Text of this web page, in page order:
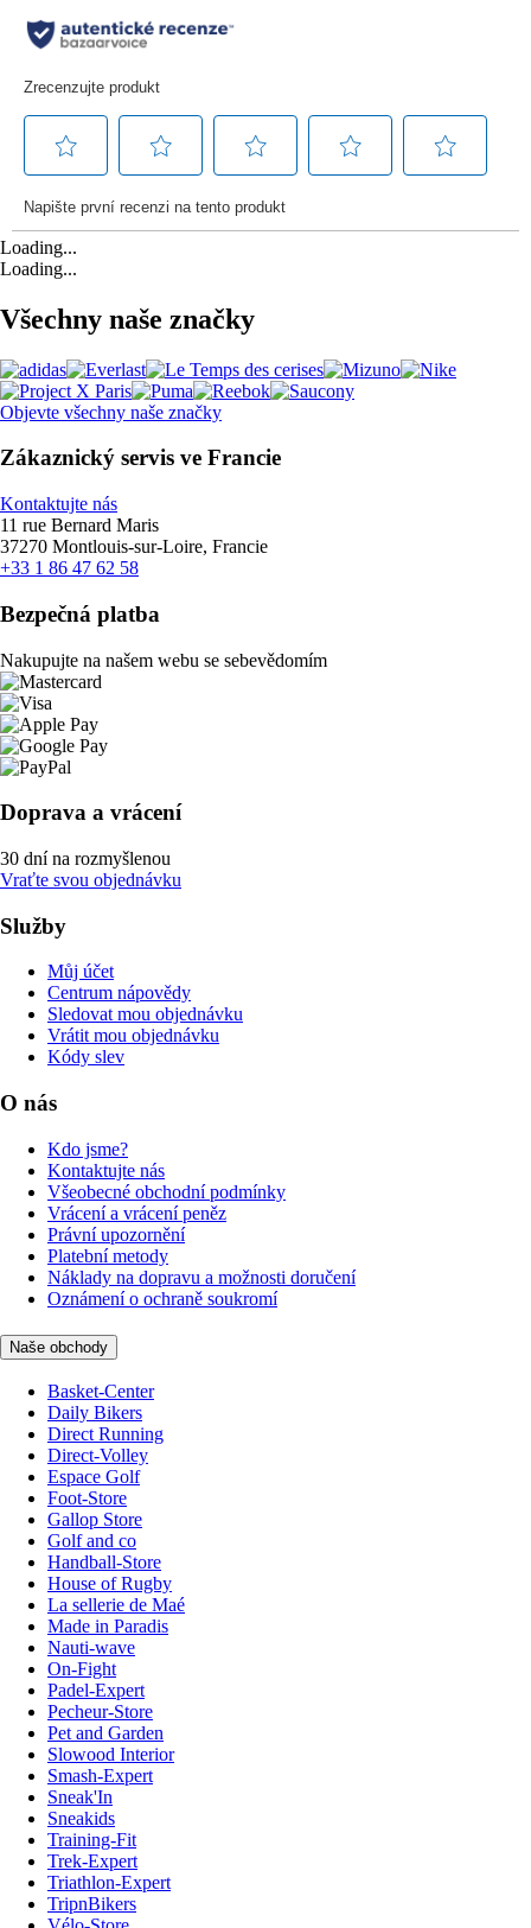
Loading...
Loading...
Všechny naše značky
Objevte všechny naše značky
Zákaznický servis ve Francie
Kontaktujte nás
11 rue Bernard Maris
37270 Montlouis-sur-Loire, Francie
+33 1 86 47 62 58
Bezpečná platba
Nakupujte na našem webu se sebevědomím
Doprava a vrácení
30 dní na rozmyšlenou
Vraťte svou objednávku
Služby
Můj účet
Centrum nápovědy
Sledovat mou objednávku
Vrátit mou objednávku
Kódy slev
O nás
Kdo jsme?
Kontaktujte nás
Všeobecné obchodní podmínky
Vrácení a vrácení peněz
Právní upozornění
Platební metody
Náklady na dopravu a možnosti doručení
Oznámení o ochraně soukromí
Naše obchody
Basket-Center
Daily Bikers
Direct Running
Direct-Volley
Espace Golf
Foot-Store
Gallop Store
Golf and co
Handball-Store
House of Rugby
La sellerie de Maé
Made in Paradis
Nauti-wave
On-Fight
Padel-Expert
Pecheur-Store
Pet and Garden
Slowood Interior
Smash-Expert
Sneak'In
Sneakids
Training-Fit
Trek-Expert
Triathlon-Expert
TripnBikers